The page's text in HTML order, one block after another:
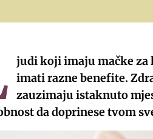
judi koji imaju mačke za
imati razne benefite.
zauzimaju istaknuto
da doprinese tvom